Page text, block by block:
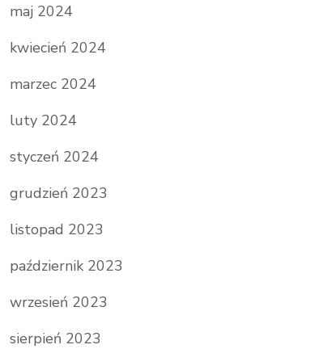
maj 2024
kwiecień 2024
marzec 2024
luty 2024
styczeń 2024
grudzień 2023
listopad 2023
październik 2023
wrzesień 2023
sierpień 2023